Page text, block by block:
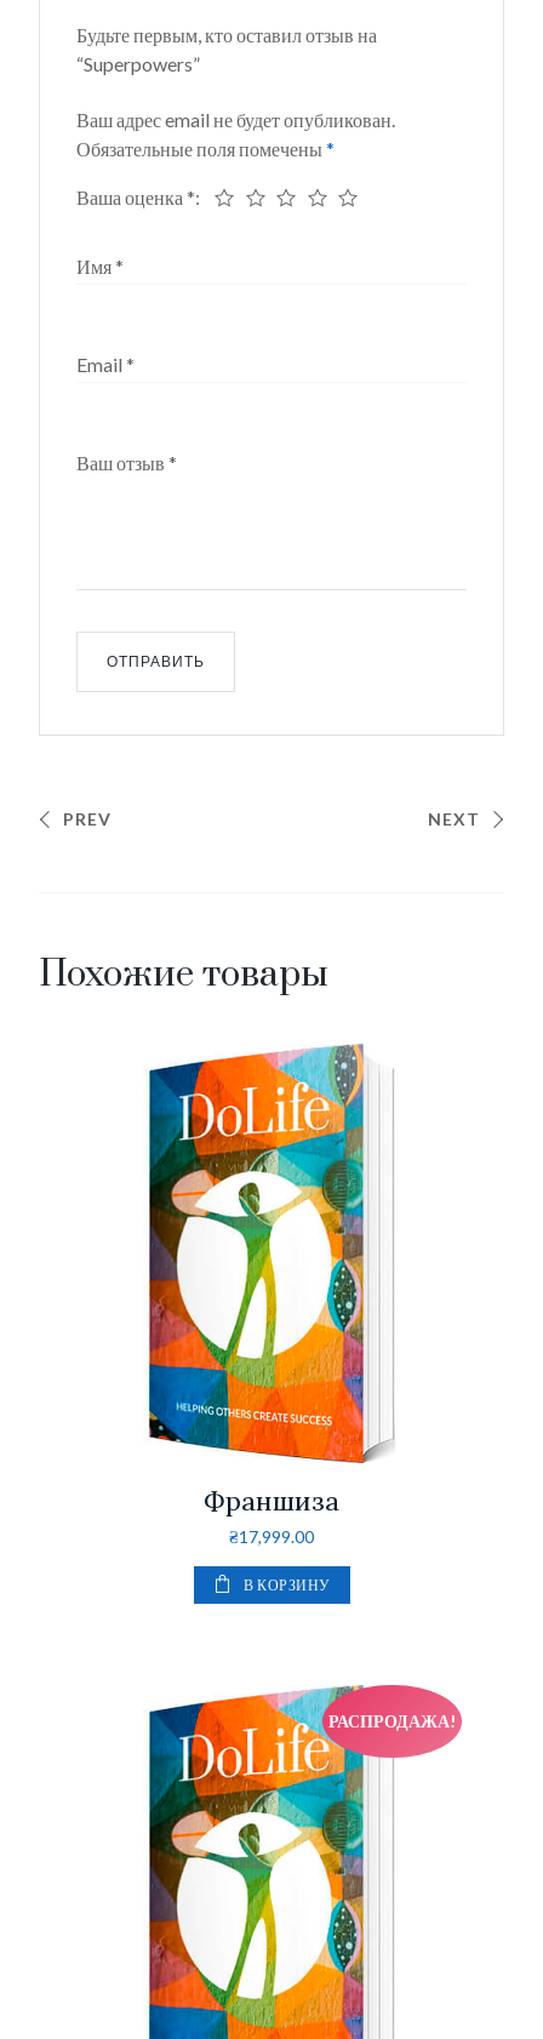
Будьте первым, кто оставил отзыв на
“Superpowers”
Ваш адрес email не будет опубликован.
Обязательные поля помечены*
Ваша оценка*
Ваш отзыв*
Имя*
Email*
PREV NEXT
Похожие товары
Франшиза
₴17,999.00
В КОРЗИНУ
РАСПРОДАЖА!